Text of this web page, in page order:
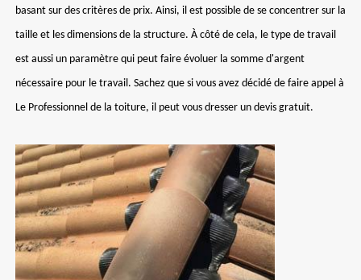
basant sur des critères de prix. Ainsi, il est possible de se concentrer sur la
taille et les dimensions de la structure. À côté de cela, le type de travail
est aussi un paramètre qui peut faire évoluer la somme d'argent
nécessaire pour le travail. Sachez que si vous avez décidé de faire appel à
Le Professionnel de la toiture, il peut vous dresser un devis gratuit.